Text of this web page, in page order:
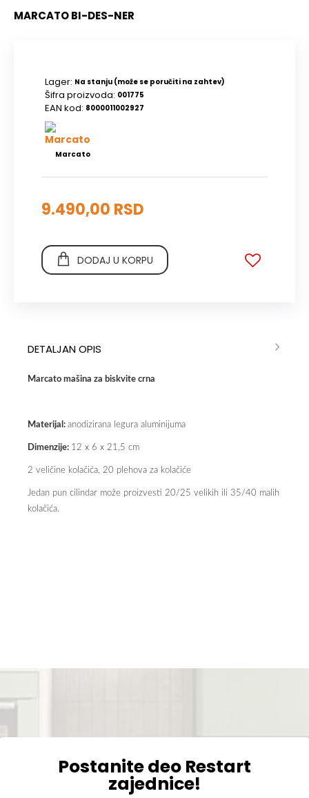
MARCATO BI-DES-NER
Lager: Na stanju (može se poručiti na zahtev)
Šifra proizvoda: 001775
EAN kod: 8000011002927
Marcato
9.490,00 RSD
DODAJ U KORPU
DETALJAN OPIS
Marcato mašina za biskvite crna
Materijal: anodizirana legura aluminijuma
Dimenzije: 12 x 6 x 21,5 cm
2 veličine kolačića, 20 plehova za kolačiće
Jedan pun cilindar može proizvesti 20/25 velikih ili 35/40 malih
kolačića.
Postanite deo Restart
zajednice!